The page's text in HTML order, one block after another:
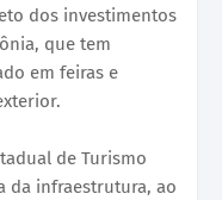
dos investimentos
que tem
em feiras e
de Turismo
da infraestrutura, ao